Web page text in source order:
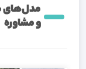
مدل‌های
و مشاوره